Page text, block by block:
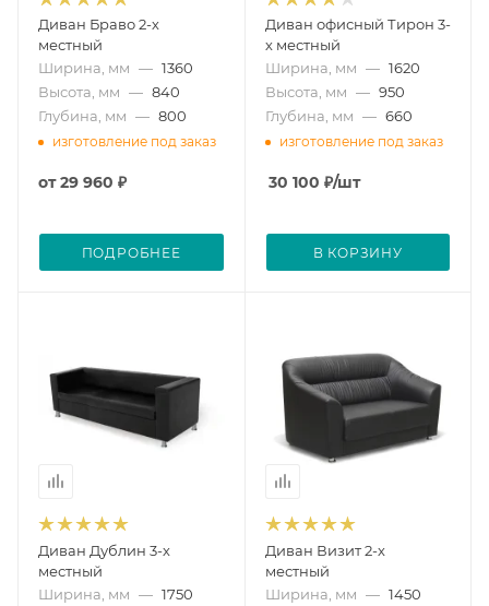
Диван Браво 2-х
местный
Ширина, мм — 1360
Высота, мм — 840
Глубина, мм — 800
изготовление под заказ
от29 960 ₽
ПОДРОБНЕЕ
Диван офисный Тирон 3-
х местный
Ширина, мм — 1620
Высота, мм — 950
Глубина, мм — 660
изготовление под заказ
30 100 ₽/шт
В КОРЗИНУ
Диван Дублин 3-х
местный
Ширина, мм — 1750
Диван Визит 2-х
местный
Ширина, мм — 1450